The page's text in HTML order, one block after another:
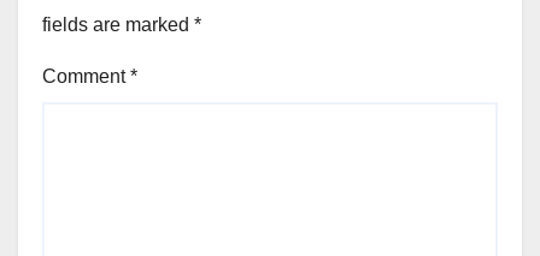
fields are marked *
Comment*